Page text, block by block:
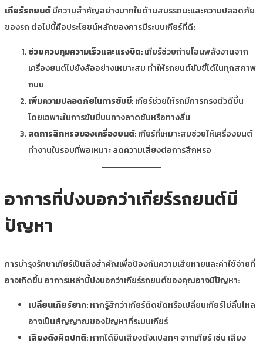
เกียร์รถยนต์มีความสำคัญอย่างมากในด้านสมรรถนะและความปลอดภัย
ของรถ ต่อไปนี้คือประโยชน์หลักของการมีระบบเกียร์ที่ดี:
ช่วยควบคุมความเร็วและแรงบิด: เกียร์ช่วยถ่ายโอนพลังงานจาก
เครื่องยนต์ไปยังล้ออย่างเหมาะสม ทำให้รถยนต์ขับขี่ได้ในทุกสภาพ
ถนน
เพิ่มความปลอดภัยในการขับขี่: เกียร์ช่วยให้รถมีการทรงตัวดีขึ้น
โดยเฉพาะในการขับขี่บนทางลาดชันหรือทางลื่น
ลดการสึกหรอของเครื่องยนต์: เกียร์ที่เหมาะสมช่วยให้เครื่องยนต์
ทำงานในรอบที่พอเหมาะ ลดความเสี่ยงต่อการสึกหรอ
อาการที่บ่งบอกว่าเกียร์รถยนต์มี
ปัญหา
การบำรุงรักษาเกียร์เป็นสิ่งสำคัญเพื่อป้องกันความเสียหายและค่าใช้จ่ายที่
อาจเกิดขึ้น อาการเหล่านี้บ่งบอกว่าเกียร์รถยนต์ของคุณอาจมีปัญหา:
เปลี่ยนเกียร์ยาก: หากรู้สึกว่าเกียร์ติดขัดหรือเปลี่ยนเกียร์ไม่ลื่นไหล
อาจเป็นสัญญาณของปัญหาที่ระบบเกียร์
เสียงดังผิดปกติ: หากได้ยินเสียงดังแปลกๆ จากเกียร์ เช่น เสียง